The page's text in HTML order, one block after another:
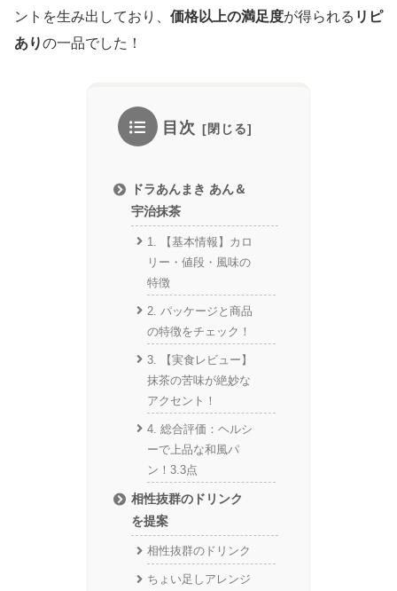
ントを生み出しており、 価格以上の満足度が得られる リピ
ありの一品でした！
目次
ドラあんまき あん＆
宇治抹茶
1. 【基本情報】カロ
リー・値段・風味の
特徴
2. パッケージと商品
の特徴をチェック！
3. 【実食レビュー】
抹茶の苦味が絶妙な
アクセント！
4. 総合評価：ヘルシ
ーで上品な和風パ
ン！3.3点
相性抜群のドリンク
を提案
相性抜群のドリンク
ちょい足しアレンジ